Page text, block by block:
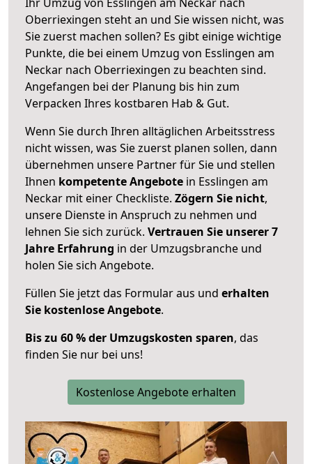
Oberriexingen steht an und Sie wissen nicht, was
Sie zuerst machen sollen? Es gibt einige wichtige
Punkte, die bei einem Umzug von Esslingen am
Neckar nach Oberriexingen zu beachten sind.
Angefangen bei der Planung bis hin zum
Verpacken Ihres kostbaren Hab & Gut.
Wenn Sie durch Ihren alltäglichen Arbeitsstress
nicht wissen, was Sie zuerst planen sollen, dann
übernehmen unsere Partner für Sie und stellen
Ihnen kompetente Angebote in Esslingen am
Neckar mit einer Checkliste. Zögern Sie nicht,
unsere Dienste in Anspruch zu nehmen und
lehnen Sie sich zurück. Vertrauen Sie unserer 7
Jahre Erfahrung in der Umzugsbranche und
holen Sie sich Angebote.
Füllen Sie jetzt das Formular aus und erhalten
Sie kostenlose Angebote.
Bis zu 60 % der Umzugskosten sparen, das
finden Sie nur bei uns!
Kostenlose Angebote erhalten